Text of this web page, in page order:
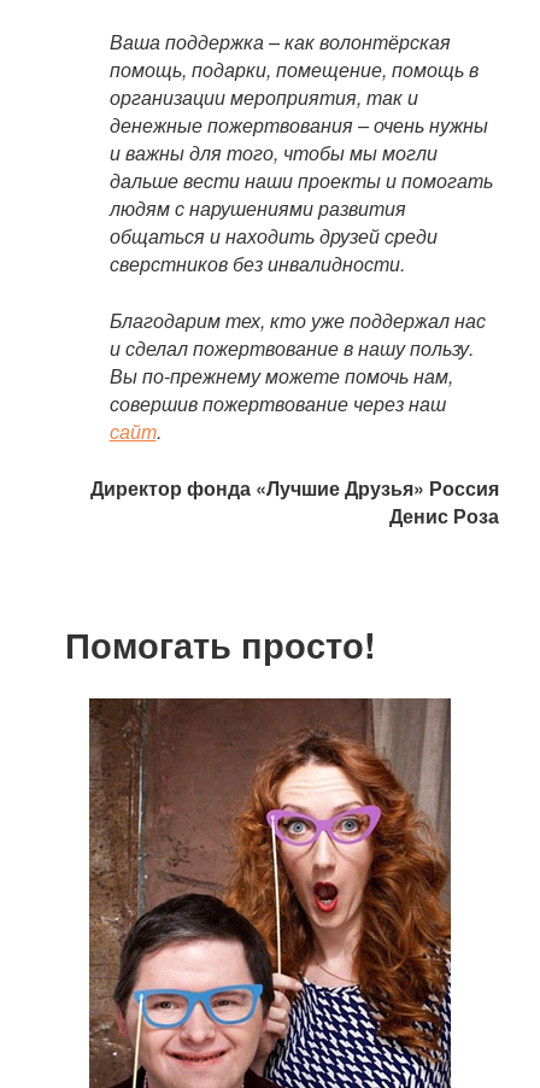
Ваша поддержка – как волонтёрская
помощь, подарки, помещение, помощь в
организации мероприятия, так и
денежные пожертвования – очень нужны
и важны для того, чтобы мы могли
дальше вести наши проекты и помогать
людям с нарушениями развития
общаться и находить друзей среди
сверстников без инвалидности.
Благодарим тех, кто уже поддержал нас
и сделал пожертвование в нашу пользу.
Вы по-прежнему можете помочь нам,
совершив пожертвование через наш
сайт.
Директор фонда «Лучшие Друзья» Россия
Денис Роза
Помогать просто!